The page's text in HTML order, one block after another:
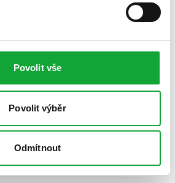
Povolit vše
Povolit výběr
Odmítnout